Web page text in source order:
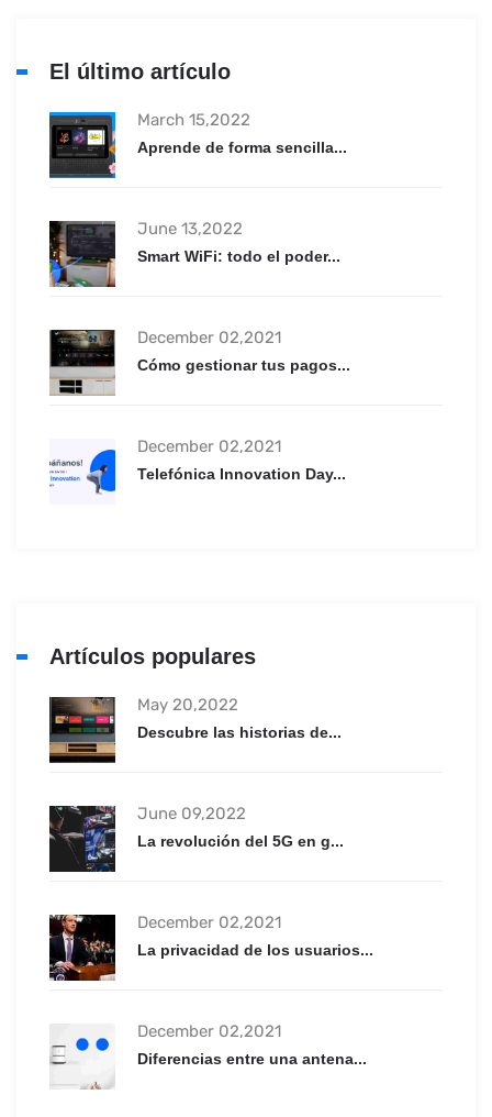
El último artículo
March 15,2022
Aprende de forma sencilla...
June 13,2022
Smart WiFi: todo el poder...
December 02,2021
Cómo gestionar tus pagos...
December 02,2021
Telefónica Innovation Day...
Artículos populares
May 20,2022
Descubre las historias de...
June 09,2022
La revolución del 5G en g...
December 02,2021
La privacidad de los usuarios...
December 02,2021
Diferencias entre una antena...